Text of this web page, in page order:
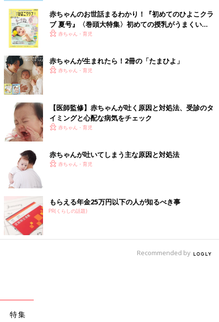
ーゼで口のまわりと口の中をきれいにしたら、たて抱きにした
り、座らせたりして吐きけが治まるのを待ちます。落ち着いた
ら、汚れた衣類を着替えさせます。
赤ちゃんのお世話まるわかり！『初めてのひよこクラ
ブ 夏号』〈巻頭大特集〉初めての授乳がうまくい
く！ おっぱい・ミルクの基本と夏のトラブル 解決テ
赤ちゃん・育児
赤ちゃんが生まれたら！2冊の「たまひよ」
赤ちゃん・育児
【医師監修】赤ちゃんが吐く原因と対処法、受診のタ
イミングと心配な病気をチェック
赤ちゃん・育児
赤ちゃんが吐いてしまう主な原因と対処法
赤ちゃん・育児
もらえる年金25万円以下の人が知るべき事
PR(くらしの話題)
Recommended by
特集